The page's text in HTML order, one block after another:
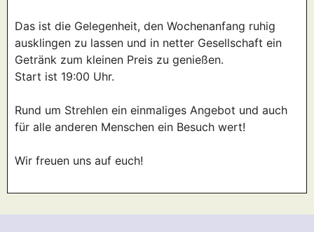
Das ist die Gelegenheit, den Wochenanfang ruhig
ausklingen zu lassen und in netter Gesellschaft ein
Getränk zum kleinen Preis zu genießen.
Start ist 19:00 Uhr.
Rund um Strehlen ein einmaliges Angebot und auch
für alle anderen Menschen ein Besuch wert!
Wir freuen uns auf euch!